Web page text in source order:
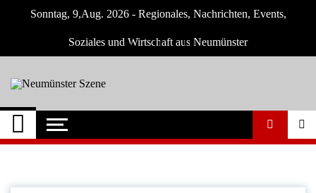
Sonntag, 9,Aug. 2026 - Regionales, Nachrichten, Events,
Soziales und Wirtschaft aus Neumünster
Neumünster Szene
Neuigkeiten und Nachrichten aus
Neumünster und Umgebung